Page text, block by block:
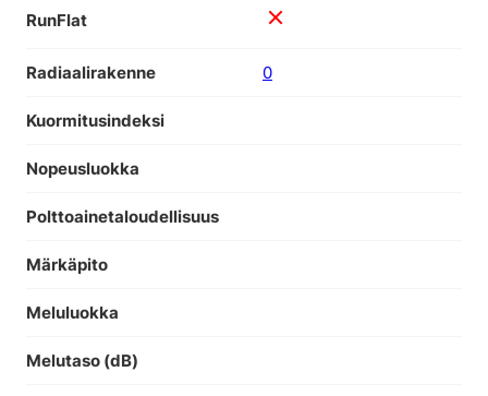
RunFlat
Radiaalirakenne 0
Kuormitusindeksi
Nopeusluokka
Polttoainetaloudellisuus
Märkäpito
Meluluokka
Melutaso (dB)